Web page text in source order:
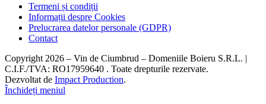
Termeni și condiții
Informații despre Cookies
Prelucrarea datelor personale (GDPR)
Contact
Copyright 2026 – Vin de Ciumbrud – Domeniile Boieru S.R.L. |
C.I.F./TVA: RO17959640 . Toate drepturile rezervate.
Dezvoltat de Impact Production.
Închideți meniul